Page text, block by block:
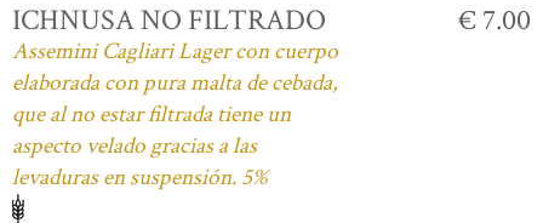
ICHNUSA NO FILTRADO
Assemini Cagliari Lager con cuerpo
elaborada con pura malta de cebada,
que al no estar filtrada tiene un
aspecto velado gracias a las
levaduras en suspensión. 5%
€ 7.00